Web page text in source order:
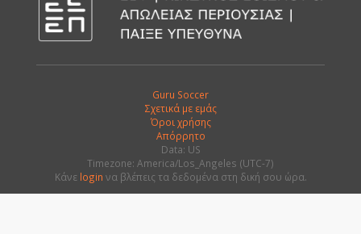
Guru Soccer
Σχετικά με εμάς
Όροι χρήσης
Απόρρητο
Data: US
Timezone: America/Los_Angeles (UTC-7)
Κάνε login να βλέπεις τα δεδομένα στη δική σου ώρα.